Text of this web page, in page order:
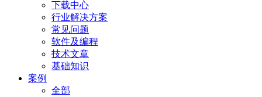
下载中心
行业解决方案
常见问题
软件及编程
技术文章
基础知识
案例
全部